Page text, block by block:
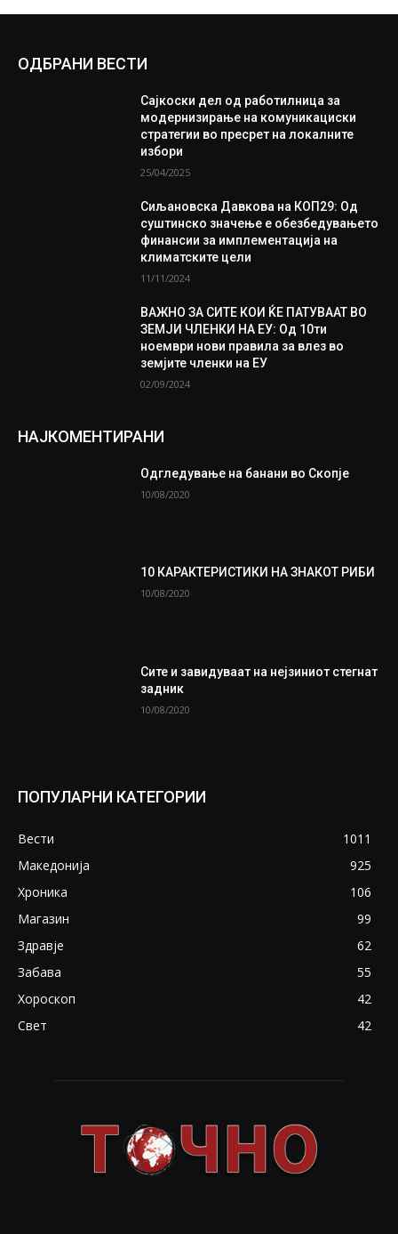
ОДБРАНИ ВЕСТИ
Сајкоски дел од работилница за
модернизирање на комуникациски
стратегии во пресрет на локалните
избори
25/04/2025
Сиљановска Давкова на КОП29: Од
суштинско значење е обезбедувањето
финансии за имплементација на
климатските цели
11/11/2024
ВАЖНО ЗА СИТЕ КОИ ЌЕ ПАТУВААТ ВО
ЗЕМЈИ ЧЛЕНКИ НА ЕУ: Од 10ти
ноември нови правила за влез во
земјите членки на ЕУ
02/09/2024
НАЈКОМЕНТИРАНИ
Одгледување на банани во Скопје
10/08/2020
10 КАРАКТЕРИСТИКИ НА ЗНАКОТ РИБИ
10/08/2020
Сите и завидуваат на нејзиниот стегнат
задник
10/08/2020
ПОПУЛАРНИ КАТЕГОРИИ
Вести
1011
Македонија
925
Хроника
106
Магазин
99
Здравје
62
Забава
55
Хороскоп
42
Свет
42